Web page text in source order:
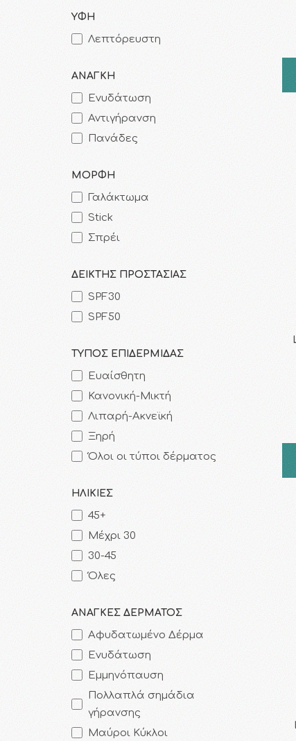
ΥΦΗ
Λεπτόρευστη
ΑΝΑΓΚΗ
Ενυδάτωση
Αντιγήρανση
Πανάδες
ΜΟΡΦΗ
Γαλάκτωμα
Stick
Σπρέι
ΔΕΙΚΤΗΣ ΠΡΟΣΤΑΣΙΑΣ
SPF30
SPF50
ΤΥΠΟΣ ΕΠΙΔΕΡΜΙΔΑΣ
Ευαίσθητη
Κανονική-Μικτή
Λιπαρή-Ακνεϊκή
Ξηρή
Όλοι οι τύποι δέρματος
ΗΛΙΚΙΕΣ
45+
Μέχρι 30
30-45
Όλες
ΑΝΑΓΚΕΣ ΔΕΡΜΑΤΟΣ
Αφυδατωμένο Δέρμα
Ενυδάτωση
Εμμηνόπαυση
Πολλαπλά σημάδια
γήρανσης
Μαύροι Κύκλοι